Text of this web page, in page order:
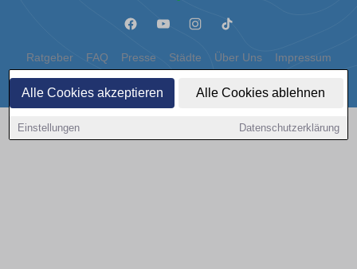
Alle Cookies akzeptieren Alle Cookies ablehnen
Einstellungen Datenschutzerklärung
Ratgeber FAQ Presse Städte Über Uns Impressum
Datenschutz Cookies
Copyright © 2000 - 2026 | 1A Infosysteme GmbH | Content by: 1a-sites-autos